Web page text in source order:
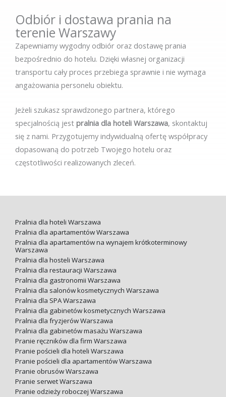
Odbiór i dostawa prania na
terenie Warszawy
Zapewniamy wygodny odbiór oraz dostawę prania
bezpośrednio do hotelu. Dzięki własnej organizacji
transportu cały proces przebiega sprawnie i nie wymaga
angażowania personelu obiektu.
Jeżeli szukasz sprawdzonego partnera, którego
specjalnością jest pralnia dla hoteli Warszawa, skontaktuj
się z nami. Przygotujemy indywidualną ofertę współpracy
dopasowaną do potrzeb Twojego hotelu oraz
częstotliwości realizowanych zleceń.
Pralnia dla hoteli Warszawa
Pralnia dla apartamentów Warszawa
Pralnia dla apartamentów na wynajem krótkoterminowy
Warszawa
Pralnia dla hosteli Warszawa
Pralnia dla restauracji Warszawa
Pralnia dla gastronomii Warszawa
Pralnia dla salonów kosmetycznych Warszawa
Pralnia dla SPA Warszawa
Pralnia dla gabinetów kosmetycznych Warszawa
Pralnia dla fryzjerów Warszawa
Pralnia dla gabinetów masażu Warszawa
Pranie ręczników dla firm Warszawa
Pranie pościeli dla hoteli Warszawa
Pranie pościeli dla apartamentów Warszawa
Pranie obrusów Warszawa
Pranie serwet Warszawa
Pranie odzieży roboczej Warszawa